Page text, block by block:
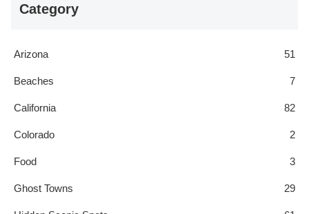
Category
Arizona 51
Beaches 7
California 82
Colorado 2
Food 3
Ghost Towns 29